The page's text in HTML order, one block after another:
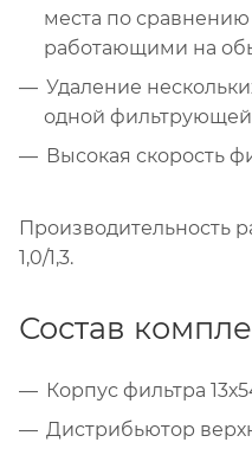
места по
работающими на
Удаление
одной
Высокая скорость
Производительность
1,0/1,3.
Состав
Корпус фильтра
Дистрибьютор